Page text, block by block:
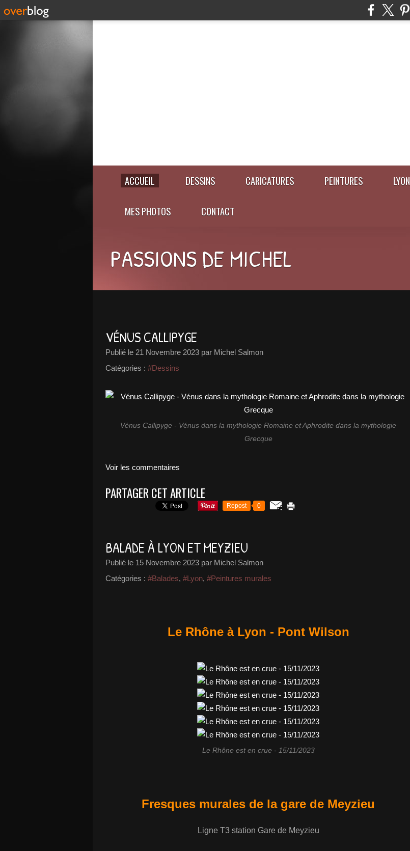
ACCUEIL DESSINS CARICATURES PEINTURES LYON
MES PHOTOS CONTACT
PASSIONS DE MICHEL
VÉNUS CALLIPYGE
Publié le 21 Novembre 2023 par Michel Salmon
Catégories : #Dessins
Vénus Callipyge - Vénus dans la mythologie Romaine et Aphrodite dans la mythologie
Grecque
Voir les commentaires
PARTAGER CET ARTICLE
Repost 0
BALADE À LYON ET MEYZIEU
Publié le 15 Novembre 2023 par Michel Salmon
Catégories : #Balades, #Lyon, #Peintures murales
Le Rhône à Lyon - Pont Wilson
Le Rhône est en crue - 15/11/2023
Fresques murales de la gare de Meyzieu
Ligne T3 station Gare de Meyzieu